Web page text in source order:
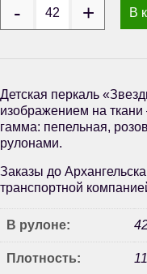
В
Детская перкаль
изображением на
гамма: пепельная,
рулонами.
Заказы до
транспортной
В рулоне:
Плотность: